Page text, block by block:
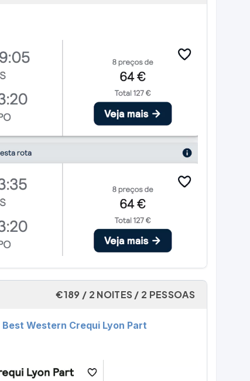
€189 / 2 NOITES / 2 PESSOAS
Best Western Crequi Lyon Part